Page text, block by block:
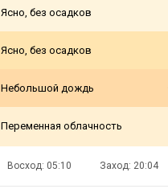
Ясно, без осадков
Ясно, без осадков
Небольшой дождь
Переменная облачность
Восход: 05:10 Заход: 20:04